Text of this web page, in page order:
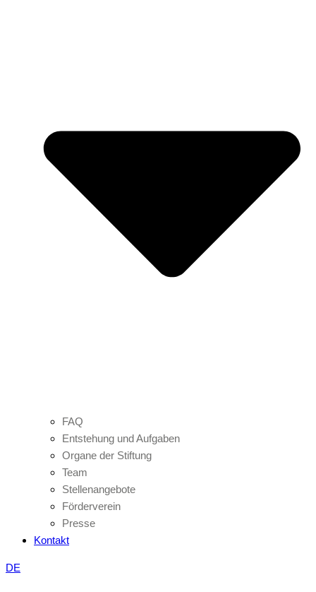
FAQ
Entstehung und Aufgaben
Organe der Stiftung
Team
Stellenangebote
Förderverein
Presse
Kontakt
DE